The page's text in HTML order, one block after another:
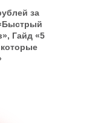
за
Гайд «5